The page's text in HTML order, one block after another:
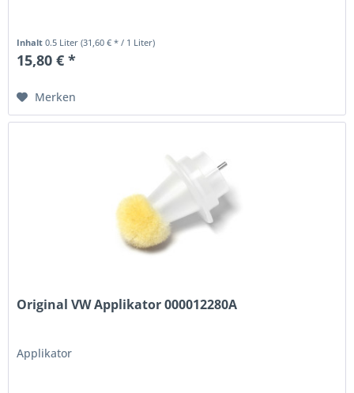
Inhalt0.5 Liter(31,60 € * / 1 Liter)
15,80 € *
Merken
Original VW Applikator 000012280A
Applikator